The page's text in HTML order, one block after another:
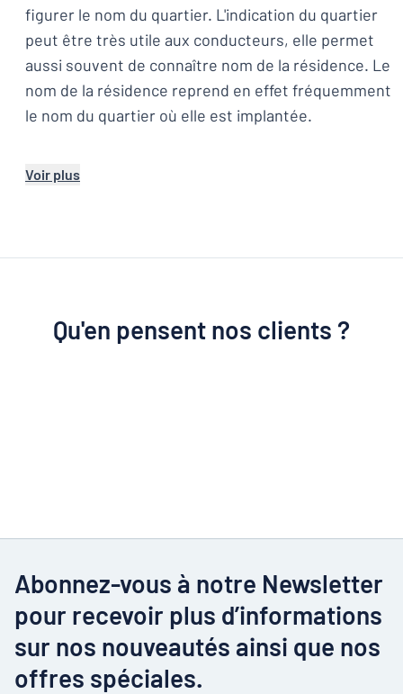
figurer le nom du quartier. L'indication du quartier
peut être très utile aux conducteurs, elle permet
aussi souvent de connaître nom de la résidence. Le
nom de la résidence reprend en effet fréquemment
le nom du quartier où elle est implantée.
Voir plus
Qu'en pensent nos clients ?
Abonnez-vous à notre Newsletter
pour recevoir plus d’informations
sur nos nouveautés ainsi que nos
offres spéciales.